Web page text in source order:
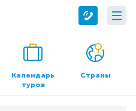
О компании
О нас
Контакты
Календарь
туров
Страны